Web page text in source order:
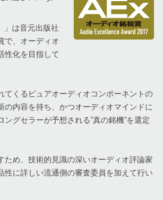
」は音元出版社
で、オーディオ
性化を目指して
てくるピュアオーディオコンポーネントの
の内容を持ち、かつオーディオマインドに
グセラーが予想される”真の銘機”を選定
ため、技術的見識の深いオーディオ評論家
性に詳しい流通側の審査委員を加えて行い